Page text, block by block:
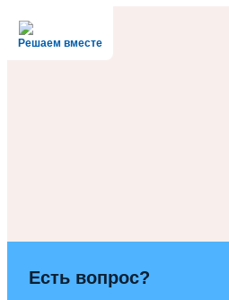
Решаем вместе
Есть вопрос?